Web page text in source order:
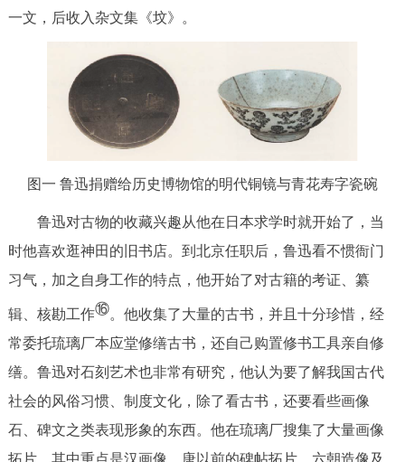
一文，后收入杂文集《坟》。
图一 鲁迅捐赠给历史博物馆的明代铜镜与青花寿字瓷碗
鲁迅对古物的收藏兴趣从他在日本求学时就开始了，当
时他喜欢逛神田的旧书店。到北京任职后，鲁迅看不惯衙门
习气，加之自身工作的特点，他开始了对古籍的考证、纂
辑、核勘工作⑯。他收集了大量的古书，并且十分珍惜，经
常委托琉璃厂本应堂修缮古书，还自己购置修书工具亲自修
缮。鲁迅对石刻艺术也非常有研究，他认为要了解我国古代
社会的风俗习惯、制度文化，除了看古书，还要看些画像
石、碑文之类表现形象的东西。他在琉璃厂搜集了大量画像
拓片，其中重点是汉画像，唐以前的碑帖拓片，六朝造像及